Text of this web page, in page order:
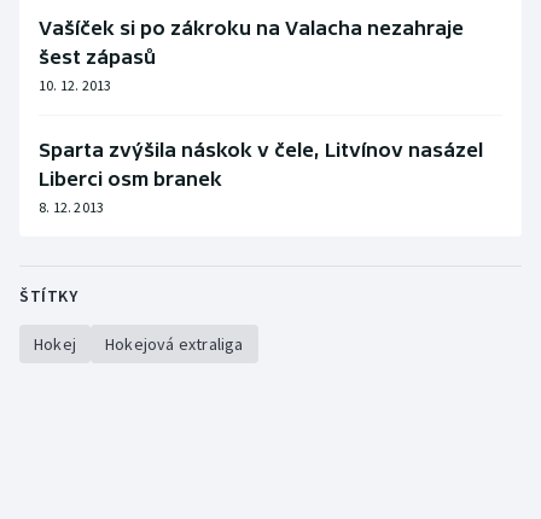
Vašíček si po zákroku na Valacha nezahraje
šest zápasů
10. 12. 2013
Sparta zvýšila náskok v čele, Litvínov nasázel
Liberci osm branek
8. 12. 2013
ŠTÍTKY
Hokej Hokejová extraliga